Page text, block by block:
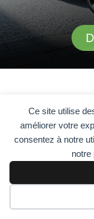
Ce site utilise
améliorer votre
consentez à notre
notre
Autres